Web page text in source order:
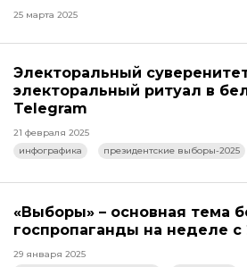
25 марта 2025
Электоральный
электоральный ритуал в
Telegram
21 февраля 2025
инфографика
президентские выборы-2025
«Выборы» – основная тема
госпропаганды на неделе с
29 января 2025